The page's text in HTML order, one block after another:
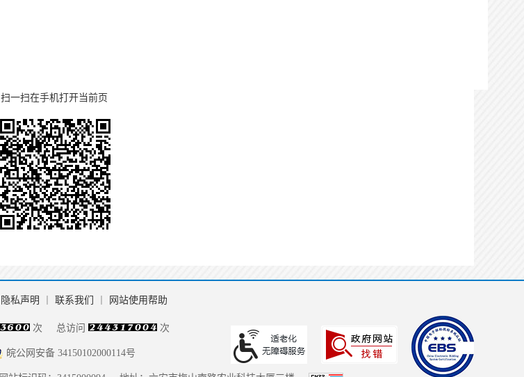
办理时间：2026-06-02
11:46:14
办理用时：
0天0小时2分
扫一扫在手机打开当前页
隐私声明 联系我们 网站使用帮助
次 总访问 次
皖公网安备 34150102000114号